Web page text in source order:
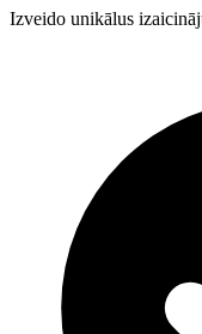
Izveido unikālus